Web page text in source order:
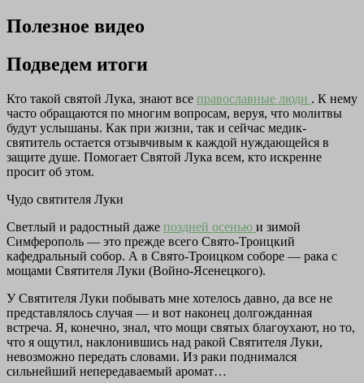
Полезное видео
Подведем итоги
Кто такой святой Лука, знают все православные люди . К нему
часто обращаются по многим вопросам, веруя, что молитвы
будут услышаны. Как при жизни, так и сейчас медик-
святитель остается отзывчивым к каждой нуждающейся в
защите душе. Помогает Святой Лука всем, кто искренне
просит об этом.
Чудо святителя Луки
Светлый и радостный даже поздней осенью и зимой
Симферополь — это прежде всего Свято-Троицкий
кафедральный собор. А в Свято-Троицком соборе — рака с
мощами Святителя Луки (Войно-Ясенецкого).
У Святителя Луки побывать мне хотелось давно, да все не
представлялось случая — и вот наконец долгожданная
встреча. Я, конечно, знал, что мощи святых благоухают, но то,
что я ощутил, наклонившись над ракой Святителя Луки,
невозможно передать словами. Из раки поднимался
сильнейший непередаваемый аромат…